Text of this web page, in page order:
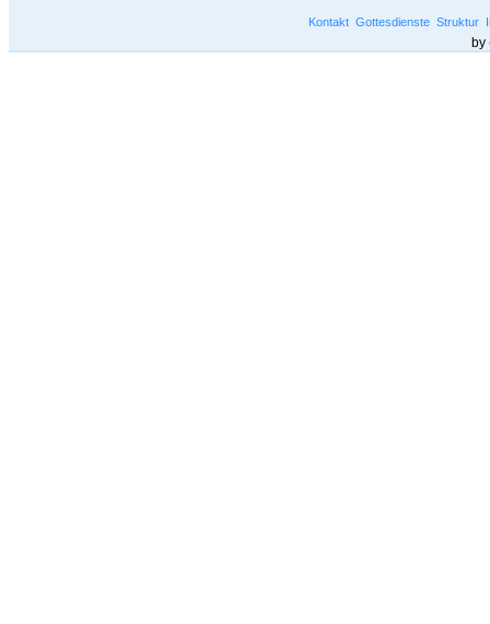
Kontakt Gottesdienste Struktur
by